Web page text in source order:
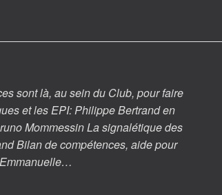
sont là, au sein du Club, pour faire
et les EPI: Philippe Bertrand en
Mommessin La signalétique des
Bilan de compétences, aide pour